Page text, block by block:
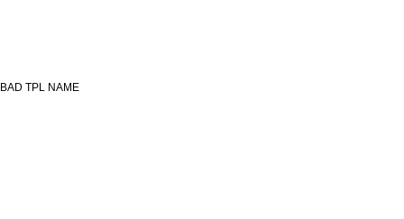
BAD TPL NAME